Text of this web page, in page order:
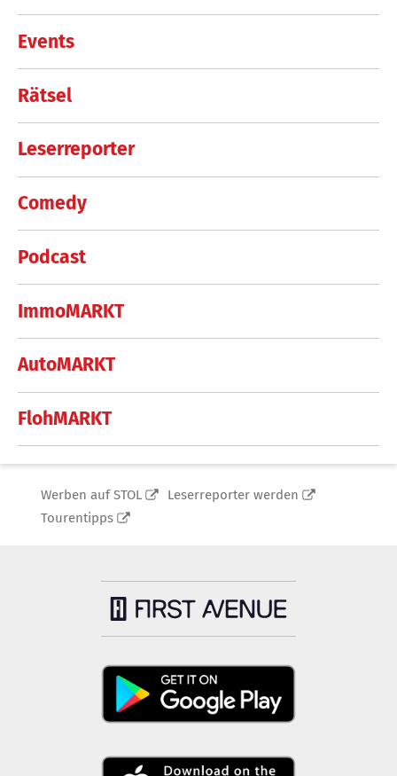
Events
Rätsel
Leserreporter
Comedy
Podcast
ImmoMARKT
AutoMARKT
FlohMARKT
Werben auf STOL
Leserreporter werden
Tourentipps